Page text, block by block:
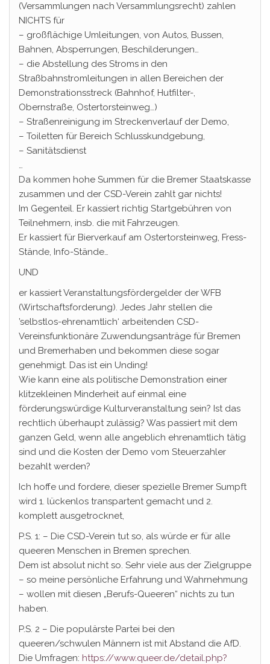
(Versammlungen nach Versammlungsrecht) zahlen
NICHTS für
– großflächige Umleitungen, von Autos, Bussen,
Bahnen, Absperrungen, Beschilderungen…
– die Abstellung des Stroms in den
Straßbahnstromleitungen in allen Bereichen der
Demonstrationsstreck (Bahnhof, Hutfilter-,
Obernstraße, Ostertorsteinweg…)
– Straßenreinigung im Streckenverlauf der Demo,
– Toiletten für Bereich Schlusskundgebung,
– Sanitätsdienst
…
Da kommen hohe Summen für die Bremer Staatskasse
zusammen und der CSD-Verein zahlt gar nichts!
Im Gegenteil. Er kassiert richtig Startgebühren von
Teilnehmern, insb. die mit Fahrzeugen.
Er kassiert für Bierverkauf am Ostertorsteinweg, Fress-
Stände, Info-Stände…
UND
er kassiert Veranstaltungsfördergelder der WFB
(Wirtschaftsforderung). Jedes Jahr stellen die
’selbstlos-ehrenamtlich‘ arbeitenden CSD-
Vereinsfunktionäre Zuwendungsanträge für Bremen
und Bremerhaben und bekommen diese sogar
genehmigt. Das ist ein Unding!
Wie kann eine als politische Demonstration einer
klitzekleinen Minderheit auf einmal eine
förderungswürdige Kulturveranstaltung sein? Ist das
rechtlich überhaupt zulässig? Was passiert mit dem
ganzen Geld, wenn alle angeblich ehrenamtlich tätig
sind und die Kosten der Demo vom Steuerzahler
bezahlt werden?
Ich hoffe und fordere, dieser spezielle Bremer Sumpft
wird 1. lückenlos transpartent gemacht und 2.
komplett ausgetrocknet,
P.S. 1: – Die CSD-Verein tut so, als würde er für alle
queeren Menschen in Bremen sprechen.
Dem ist absolut nicht so. Sehr viele aus der Zielgruppe
– so meine persönliche Erfahrung und Wahrnehmung
– wollen mit diesen „Berufs-Queeren“ nichts zu tun
haben.
P.S. 2 – Die populärste Partei bei den
queeren/schwulen Männern ist mit Abstand die AfD.
Die Umfragen: https://www.queer.de/detail.php?